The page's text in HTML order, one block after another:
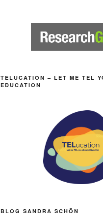
TELUCATION – LET ME TEL
EDUCATION
BLOG SANDRA SCHÖN